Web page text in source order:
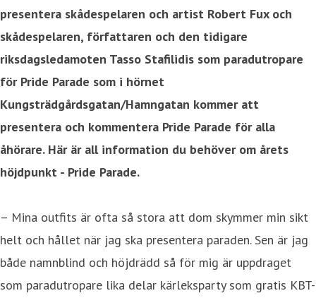
presentera skådespelaren och artist Robert Fux och
skådespelaren, författaren och den tidigare
riksdagsledamoten Tasso Stafilidis som paradutropare
för Pride Parade som i hörnet
Kungsträdgårdsgatan/Hamngatan kommer att
presentera och kommentera Pride Parade för alla
åhörare. Här är all information du behöver om årets
höjdpunkt - Pride Parade.
– Mina outfits är ofta så stora att dom skymmer min sikt
helt och hållet när jag ska presentera paraden. Sen är jag
både namnblind och höjdrädd så för mig är uppdraget
som paradutropare lika delar kärleksparty som gratis KBT-